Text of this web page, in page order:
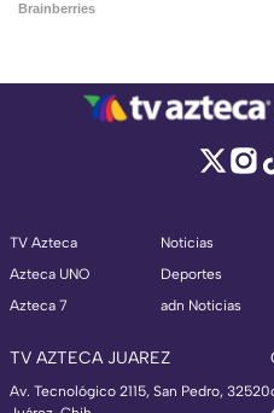
TV Azteca
Azteca UNO
Azteca 7
Noticias
Deportes
adn Noticias
TV AZTECA JUAREZ
Av. Tecnológico 2115, San Pedro, 32520